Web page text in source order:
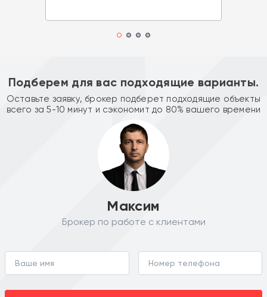
Подберем для вас подходящие варианты.
Оставьте заявку, брокер подберет подходящие объекты
всего за 5-10 минут и сэкономит до 80% вашего времени
Максим
Брокер по работе с клиентами